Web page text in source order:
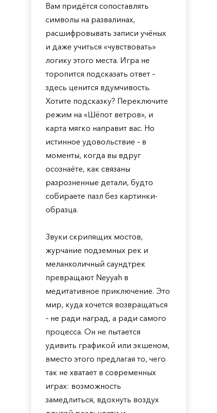
Вам придётся сопоставлять
символы на развалинах,
расшифровывать записи учёных
и даже учиться «чувствовать»
логику этого места. Игра не
торопится подсказать ответ –
здесь ценится вдумчивость.
Хотите подсказку? Переключите
режим на «Шёпот ветров», и
карта мягко направит вас. Но
истинное удовольствие – в
моменты, когда вы вдруг
осознаёте, как связаны
разрозненные детали, будто
собираете пазл без картинки-
образца.
Звуки скрипящих мостов,
журчание подземных рек и
меланхоличный саундтрек
превращают Neyyah в
медитативное приключение. Это
мир, куда хочется возвращаться
– не ради наград, а ради самого
процесса. Он не пытается
удивить графикой или экшеном,
вместо этого предлагая то, чего
так не хватает в современных
играх: возможность
замедлиться, вдохнуть воздух